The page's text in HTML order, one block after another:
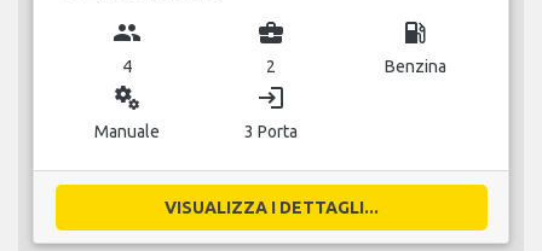
group
4
business_center
2
local_gas_station
Benzina
miscellaneous_services
Manuale
login
3 Porta
VISUALIZZA I DETTAGLI...